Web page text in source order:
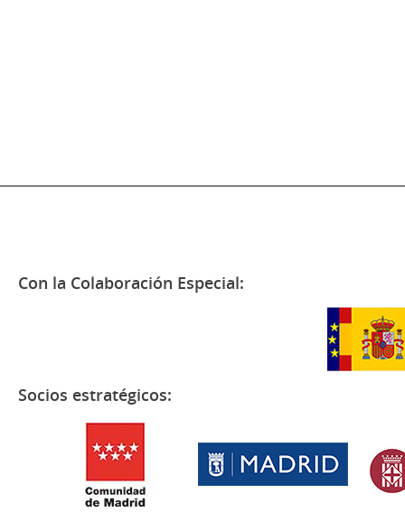
Con la Colaboración Especial:
Socios estratégicos: